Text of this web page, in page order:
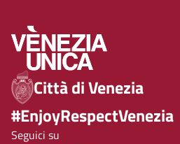
Città di Venezia
#EnjoyRespectVenezia
Seguici su